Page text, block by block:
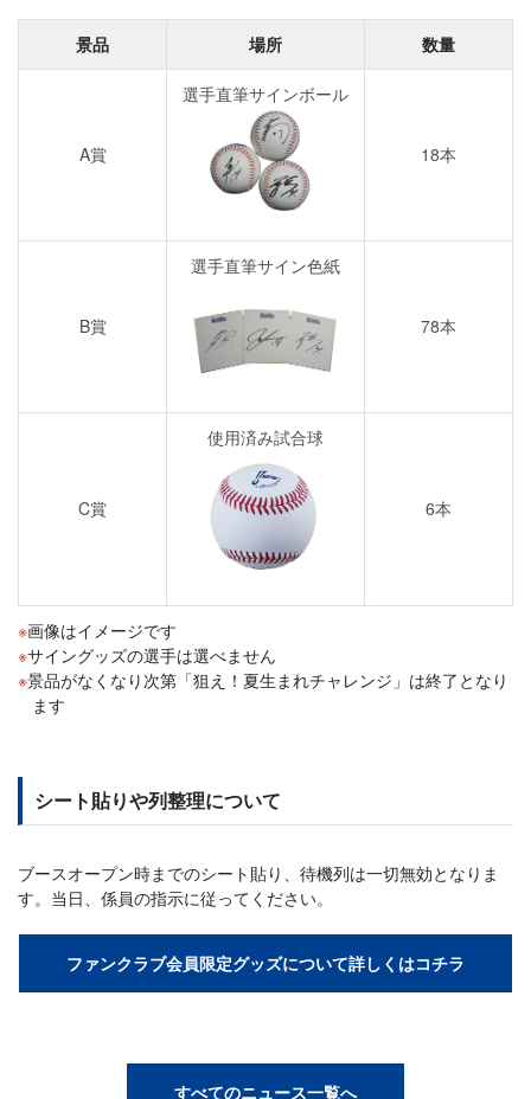
景品 場所 数量
A賞
選手直筆サインボール
18本
B賞
選手直筆サイン色紙
78本
C賞
使用済み試合球
6本
画像はイメージです
サイングッズの選手は選べません
景品がなくなり次第「狙え！夏生まれチャレンジ」は終了となり
ます
シート貼りや列整理について
ブースオープン時までのシート貼り、待機列は一切無効となりま
す。当日、係員の指示に従ってください。
ファンクラブ会員限定グッズについて詳しくはコチラ
すべてのニュース一覧へ